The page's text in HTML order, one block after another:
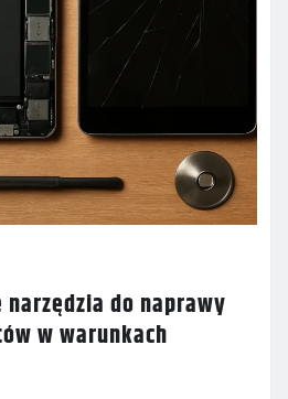
do naprawy
w warunkach